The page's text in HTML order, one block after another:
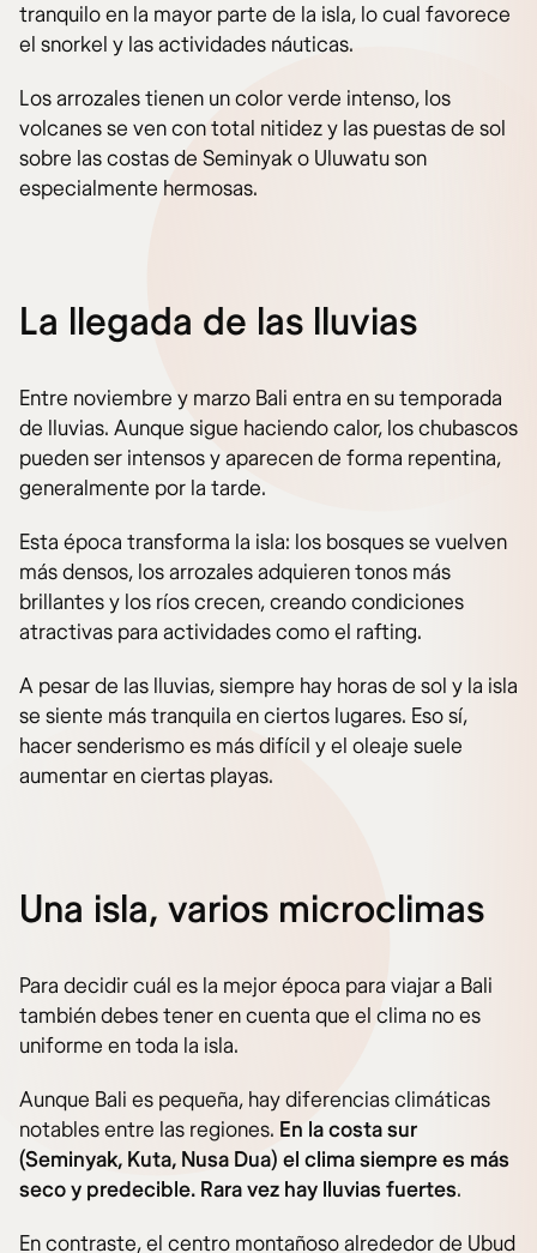
tranquilo en la mayor parte de la isla, lo cual favorece
el snorkel y las actividades náuticas.
Los arrozales tienen un color verde intenso, los
volcanes se ven con total nitidez y las puestas de sol
sobre las costas de Seminyak o Uluwatu son
especialmente hermosas.
La llegada de las lluvias
Entre noviembre y marzo Bali entra en su temporada
de lluvias. Aunque sigue haciendo calor, los chubascos
pueden ser intensos y aparecen de forma repentina,
generalmente por la tarde.
Esta época transforma la isla: los bosques se vuelven
más densos, los arrozales adquieren tonos más
brillantes y los ríos crecen, creando condiciones
atractivas para actividades como el rafting.
A pesar de las lluvias, siempre hay horas de sol y la isla
se siente más tranquila en ciertos lugares. Eso sí,
hacer senderismo es más difícil y el oleaje suele
aumentar en ciertas playas.
Una isla, varios microclimas
Para decidir cuál es la mejor época para viajar a Bali
también debes tener en cuenta que el clima no es
uniforme en toda la isla.
Aunque Bali es pequeña, hay diferencias climáticas
notables entre las regiones. En la costa sur
(Seminyak, Kuta, Nusa Dua) el clima siempre es más
seco y predecible. Rara vez hay lluvias fuertes.
En contraste, el centro montañoso alrededor de Ubud